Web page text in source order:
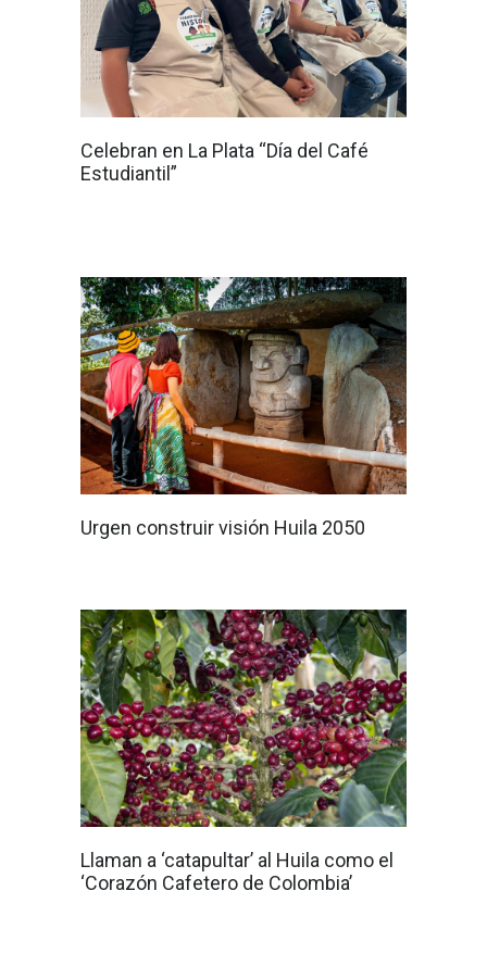
Celebran en La Plata “Día del Café
Estudiantil”
Urgen construir visión Huila 2050
Llaman a ‘catapultar’ al Huila como el
‘Corazón Cafetero de Colombia’